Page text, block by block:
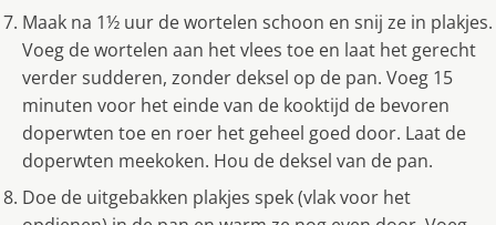
Maak na 1½ uur de wortelen schoon en snij ze in plakjes.
Voeg de wortelen aan het vlees toe en laat het gerecht
verder sudderen, zonder deksel op de pan. Voeg 15
minuten voor het einde van de kooktijd de bevoren
doperwten toe en roer het geheel goed door. Laat de
doperwten meekoken. Hou de deksel van de pan.
Doe de uitgebakken plakjes spek (vlak voor het